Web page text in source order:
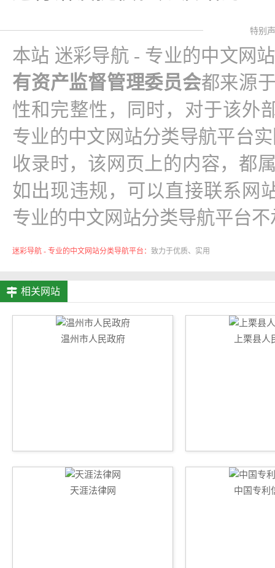
特别
本站 迷彩导航 - 专业的中文网
有资产监督管理委员会都来源
性和完整性，同时，对于该外
专业的中文网站分类导航平台实
收录时，该网页上的内容，都
如出现违规，可以直接联系网
专业的中文网站分类导航平台
迷彩导航 - 专业的中文网站分类导航平台： 致力于优质、实用
相关网站
温州市人民政府 上栗县人
天涯法律网 中国专利